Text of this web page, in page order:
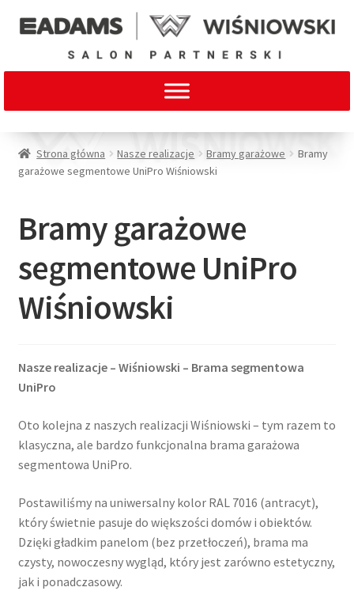
Strona główna Nasze realizacje Bramy garażowe
Bramy
garażowe segmentowe UniPro Wiśniowski
Bramy garażowe
segmentowe UniPro
Wiśniowski
Nasze realizacje – Wiśniowski – Brama segmentowa
UniPro
Oto kolejna z naszych realizacji Wiśniowski – tym razem to
klasyczna, ale bardzo funkcjonalna brama garażowa
segmentowa UniPro.
Postawiliśmy na uniwersalny kolor RAL 7016 (antracyt),
który świetnie pasuje do większości domów i obiektów.
Dzięki gładkim panelom (bez przetłoczeń), brama ma
czysty, nowoczesny wygląd, który jest zarówno estetyczny,
jak i ponadczasowy.